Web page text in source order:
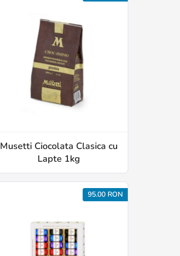
Musetti Ciocolata Clasica cu
Lapte 1kg
95.00 RON